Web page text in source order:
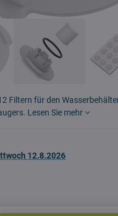
Filtern für den
Lesen Sie mehr
12.8.2026